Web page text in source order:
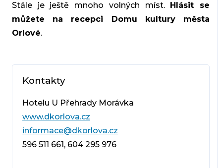
Stále je ještě mnoho volných míst.
Hlásit se
můžete na recepci Domu kultury města
Orlové.
Kontakty
Hotelu U Přehrady Morávka
www.dkorlova.cz
informace@dkorlova.cz
596 511 661, 604 295 976